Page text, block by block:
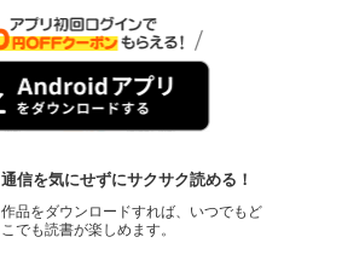
通信を気にせずにサクサク読める！
作品をダウンロードすれば、いつでもど
こでも読書が楽しめます。